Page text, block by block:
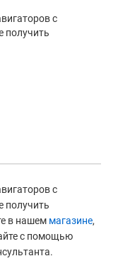
с
получить
с
получить
в нашем магазине,
с помощью